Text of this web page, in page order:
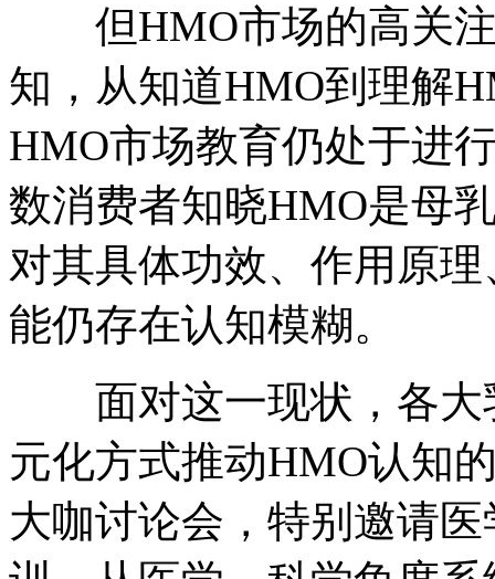
但HMO市场的高关注
知，从知道HMO到理解
HMO市场教育仍处于进
数消费者知晓HMO是母
对其具体功效、作用原
能仍存在认知模糊。
面对这一现状，各大
元化方式推动HMO认知
大咖讨论会，特别邀请